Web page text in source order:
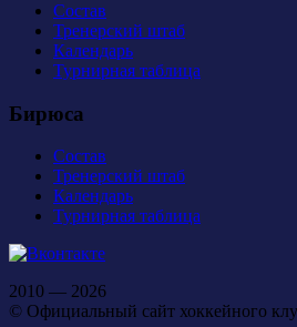
Состав
Тренерский штаб
Календарь
Турнирная таблица
Бирюса
Состав
Тренерский штаб
Календарь
Турнирная таблица
2010 — 2026
© Официальный сайт хоккейного